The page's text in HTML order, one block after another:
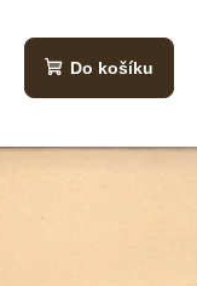
Do košíku